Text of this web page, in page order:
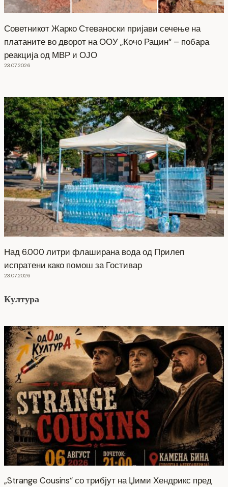
Советникот Жарко Стеваноски пријави сечење на
платаните во дворот на ООУ „Кочо Рацин“ – побара
реакција од МВР и ОЈО
23.07.2026
Над 6.000 литри флаширана вода од Прилеп
испратени како помош за Гостивар
23.07.2026
Култура
„Strange Cousins“ со трибјут на Џими Хендрикс пред